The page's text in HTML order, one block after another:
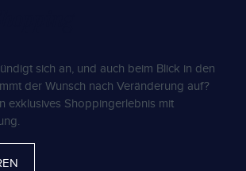
sich an, und auch beim Blick in den
der Wunsch nach Veränderung auf?
exklusives Shoppingerlebnis mit